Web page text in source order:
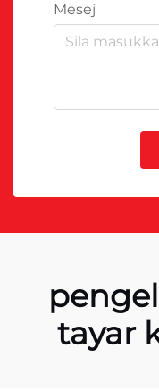
Mesej
tayar